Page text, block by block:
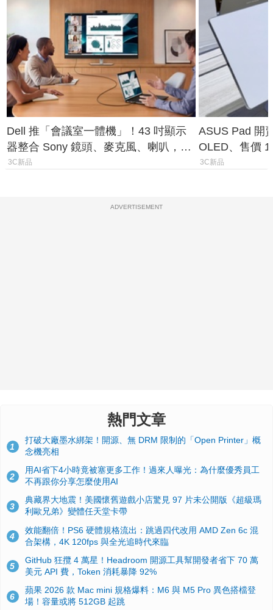
Dell 推「會議室一體機」！43 吋顯示
器整合 Sony 鏡頭、麥克風、喇叭，一
條 USB-C 就能開會
3C新品
ASUS Pad 開
OLED、售價
費最低 0 元入
3C新品
ADVERTISEMENT
熱門文章
1
打破大廠墨水綁架！開源、無 DRM 限制的「Open Printer」概
念機亮相
2
用AI省下4小時竟被塞更多工作！過來人曝光：為什麼優秀員工
不再跟你分享怎麼使用AI
3
典藏界大地震！美國懷舊遊戲小店驚見 97 片未公開版《超級瑪
利歐兄弟》變體任天堂卡帶
4
效能翻倍！PS6 硬體規格流出：跳過四代改用 AMD Zen 6c 混
合架構，4K 120fps 與全光追時代來臨
5
GitHub 狂攬 4 萬星！Headroom 開源工具幫開發者省下 70 萬
美元 API 費，Token 消耗暴降 92%
6
蘋果 2026 款 Mac mini 規格爆料：M6 與 M5 Pro 異色搭檔登
場！容量或將 512GB 起跳